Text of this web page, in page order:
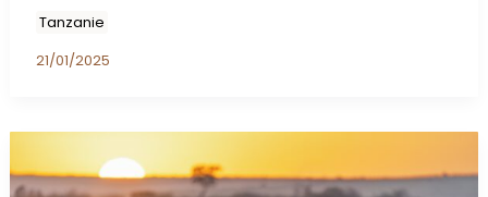
Tanzanie
21/01/2025